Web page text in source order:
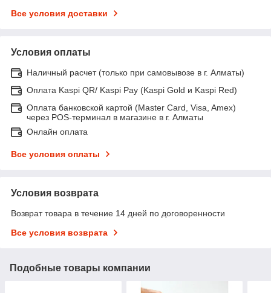
Все условия доставки
Условия оплаты
Наличный расчет (только при самовывозе в г. Алматы)
Оплата Kaspi QR/ Kaspi Pay (Kaspi Gold и Kaspi Red)
Оплата банковской картой (Master Card, Visa, Amex)
через POS-терминал в магазине в г. Алматы
Онлайн оплата
Все условия оплаты
Условия возврата
Возврат товара в течение 14 дней по договоренности
Все условия возврата
Подобные товары компании